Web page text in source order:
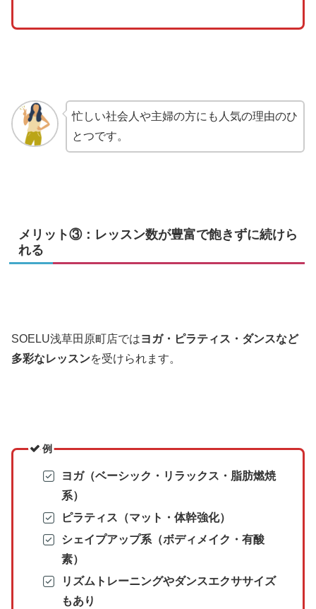
忙しい社会人や主婦の方にも人気の理由のひ
とつです。
メリット③：レッスン数が豊富で飽きずに続けら
れる
SOELU浅草田原町店ではヨガ・ピラティス・ダンスなど
多彩なレッスンを受けられます。
例
ヨガ（ベーシック・リラックス・脂肪燃焼
系）
ピラティス（マット・体幹強化）
シェイプアップ系（ボディメイク・有酸
素）
リズムトレーニングやダンスエクササイズ
もあり